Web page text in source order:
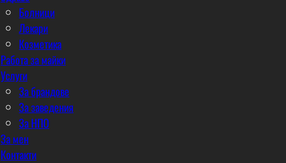
Болници
Лекари
Козметика
Работа за майки
Услуги
За брандове
За заведения
За НПО
За мен
Контакти